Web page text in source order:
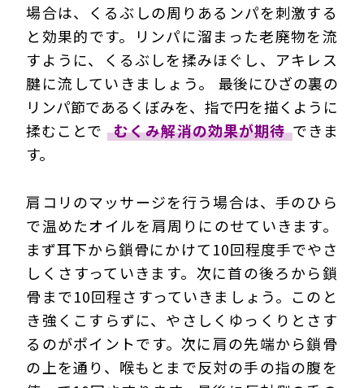
場合は、
くるぶしの周りあるンパを刺激する
と効果的です。リンパに溜まった老廃物を流
すように、くるぶしを揉みほぐし、アキレス
腱に流していきましょう。 最後にひざの裏の
リンパ節であるくぼみを、指で円を描くように
揉むことで
むくみ解消の効果が期待 できま
す。
肩コリのマッサージを行う場合は、手のひら
で温めたオイルを肩周りにのせていきます。
まず耳下から鎖骨にかけて10回程度手でやさ
しくさすっていきます。次に首の後ろから鎖
骨まで10回程さすっていきましょう。このと
き強くこすらずに、 やさしくゆっくりとさす
るのがポイントです。次に肩の先端から鎖骨
の上を通り、喉もとまで反対の手の指の腹を